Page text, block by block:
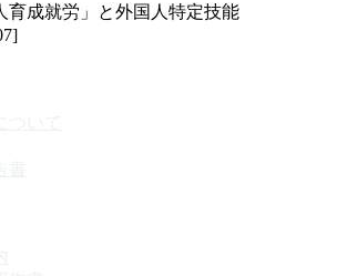
育成就労」と外国人特定技能